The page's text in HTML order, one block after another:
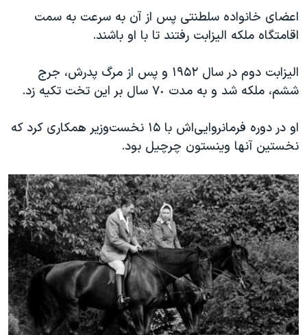
اعتراضات مردمی آبان ۹۸
اسرائیل در جنگ
نرگس محمدی برنده جایزه نوبل صلح
همایش محافظه‌کاران آمریکا «سی‌پک»
سفر پرزیدنت ترامپ به چین
اعضای خانواده سلطنتی پس از آن به سرعت به سمت
اقامتگاه ملکه الیزابت رفتند تا با او باشند.
الیزابت دوم در سال ۱۹۵۲ و پس از مرگ پدرش، جرج
ششم، ملکه شد و به مدت ٧٠ سال بر این تخت تکیه زد.
او در دوره فرمانروایی‌اش با ۱۵ نخست‌وزیر همکاری کرد که
نخستین آنها وینستون چرچیل بود.